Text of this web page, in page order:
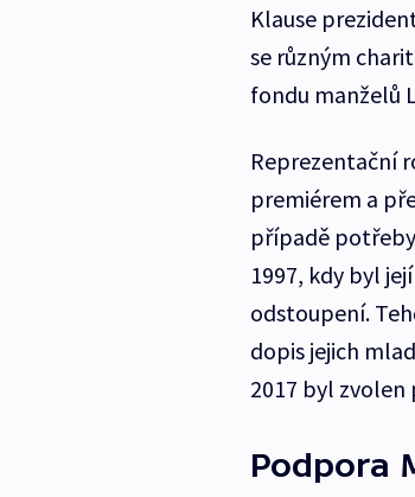
Klause
se různým
fondu manželů
Reprezentační
premiérem a
případě
1997, kdy byl
odstoupení.
dopis jejich
2017 byl zvolen
Podpora